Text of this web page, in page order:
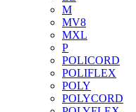
M
MV8
MXL
P
POLICORD
POLIFLEX
POLY
POLYCORD